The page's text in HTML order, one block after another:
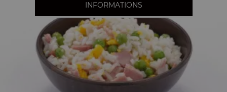
INFORMATIONS